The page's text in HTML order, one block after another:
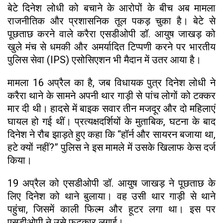
बेटे दिनेश लोधी को बचाने के आरोपों के बीच अब मामला
राजनीतिक और प्रशासनिक तूल पकड़ चुका है। बेटे से
पूछताछ करने वाले करैरा एसडीओपी डॉ. आयुष जाखड़ को
खुले मंच से धमकी और अमर्यादित टिप्पणी करने पर भारतीय
पुलिस सेवा (IPS) एसोसिएशन भी मैदान में उतर आया है।
मामला 16 अप्रैल का है, जब विधायक पुत्र दिनेश लोधी ने
करैरा थाने के सामने अपनी थार गाड़ी से पांच लोगों को टक्कर
मार दी थी। हादसे में बाइक सवार तीन मजदूर और दो महिलाएं
घायल हो गई थीं। प्रत्यक्षदर्शियों के मुताबिक, घटना के बाद
दिनेश ने रौब झाड़ते हुए कहा कि “हॉर्न और सायरन बजाया था,
हटे क्यों नहीं?” पुलिस ने इस मामले में उसके खिलाफ केस दर्ज
किया।
19 अप्रैल को एसडीओपी डॉ. आयुष जाखड़ ने पूछताछ के
लिए दिनेश को थाने बुलाया। वह उसी थार गाड़ी से थाने
पहुंचा, जिसमें काली फिल्म और हूटर लगा था। इस पर